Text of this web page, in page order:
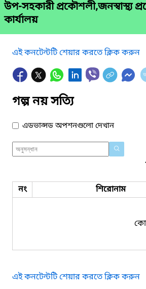
উপ-সহকারী প্রকৌশলী,জনস্বাস্থ্য
কার্যালয়
এই কনটেন্টটি শেয়ার করতে ক্লিক করুন
গল্প নয় সত্যি
এডভান্সড অপশনগুলো দেখান
নং শিরোনাম
এই কনটেন্টটি শেয়ার করতে ক্লিক করুন